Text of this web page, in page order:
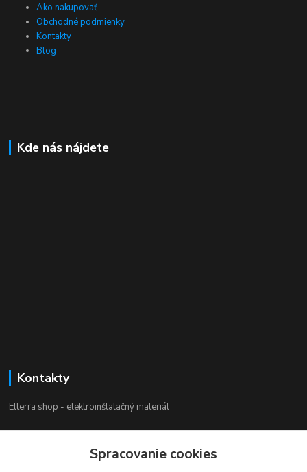
Ako nakupovať
Obchodné podmienky
Kontakty
Blog
Kde nás nájdete
Kontakty
Elterra shop - elektroinštalačný materiál
+421 944 230 231Spracovanie cookies